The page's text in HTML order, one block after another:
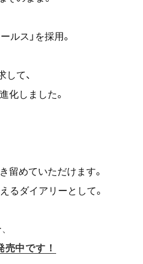
ルス」を採用。
て、
化しました。
留めていただけます。
るダイアリーとして。
中です！